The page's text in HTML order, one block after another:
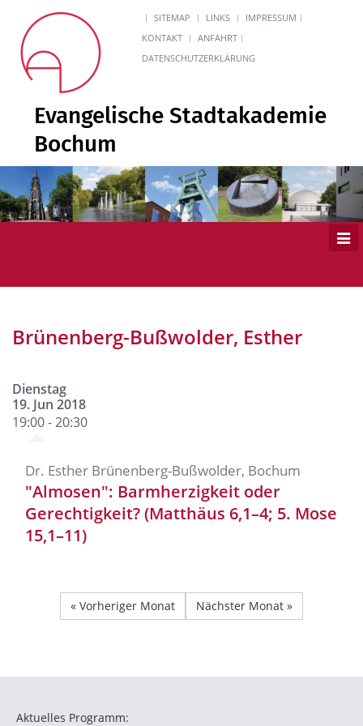
SITEMAP LINKS
IMPRESSUM
KONTAKT
ANFAHRT
DATENSCHUTZERKLÄRUNG
Evangelische Stadtakademie
Bochum
Brünenberg-Bußwolder, Esther
Dienstag
19. Jun 2018
19:00 - 20:30
Dr. Esther Brünenberg-Bußwolder, Bochum
"Almosen": Barmherzigkeit oder
Gerechtigkeit? (Matthäus 6,1–4; 5. Mose
15,1–11)
« Vorheriger Monat Nächster Monat »
Aktuelles Programm: